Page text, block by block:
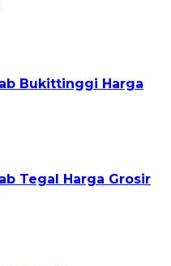
Bukittinggi Harga
Tegal Harga Grosir